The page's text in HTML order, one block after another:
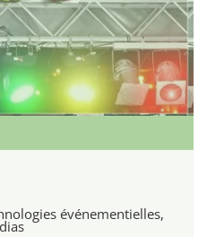
événementielles,